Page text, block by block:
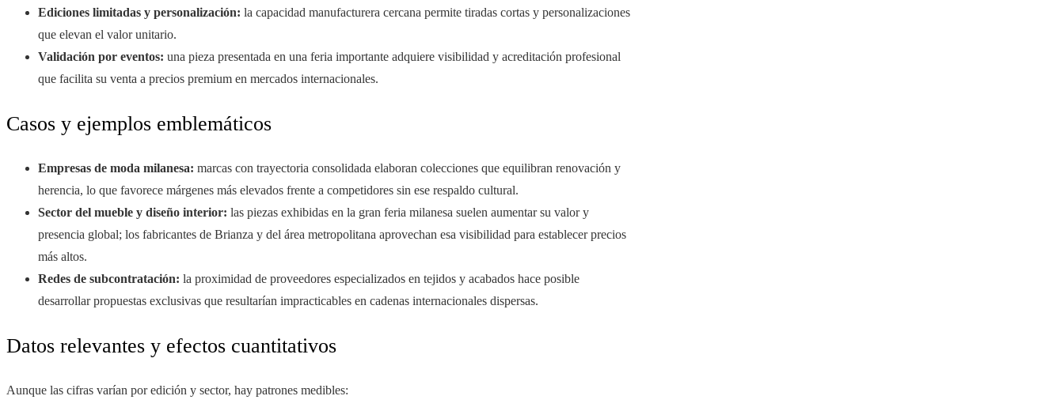
Ediciones limitadas y personalización: la capacidad manufacturera cercana permite tiradas cortas y personalizaciones
que elevan el valor unitario.
Validación por eventos: una pieza presentada en una feria importante adquiere visibilidad y acreditación profesional
que facilita su venta a precios premium en mercados internacionales.
Casos y ejemplos emblemáticos
Empresas de moda milanesa: marcas con trayectoria consolidada elaboran colecciones que equilibran renovación y
herencia, lo que favorece márgenes más elevados frente a competidores sin ese respaldo cultural.
Sector del mueble y diseño interior: las piezas exhibidas en la gran feria milanesa suelen aumentar su valor y
presencia global; los fabricantes de Brianza y del área metropolitana aprovechan esa visibilidad para establecer precios
más altos.
Redes de subcontratación: la proximidad de proveedores especializados en tejidos y acabados hace posible
desarrollar propuestas exclusivas que resultarían impracticables en cadenas internacionales dispersas.
Datos relevantes y efectos cuantitativos
Aunque las cifras varían por edición y sector, hay patrones medibles: